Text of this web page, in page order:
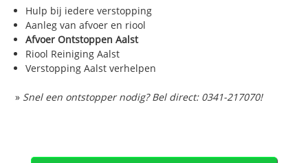
Hulp bij iedere verstopping
Aanleg van afvoer en riool
Afvoer Ontstoppen Aalst
Riool Reiniging Aalst
Verstopping Aalst verhelpen
» Snel een ontstopper nodig? Bel direct: 0341-217070!